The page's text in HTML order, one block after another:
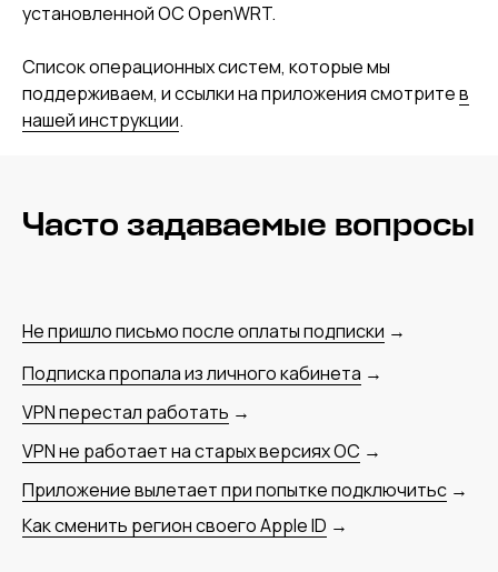
установленной ОС OpenWRT.
Список операционных систем, которые мы
поддерживаем, и ссылки на приложения смотритев
нашей инструкции.
Часто задаваемые вопросы
Не пришло письмо после оплаты подписки →
Подписка пропала из личного кабинета →
VPN перестал работать →
VPN не работает на старых версиях ОС →
Приложение вылетает при попытке подключитьс →
Как сменить регион своего Apple ID →